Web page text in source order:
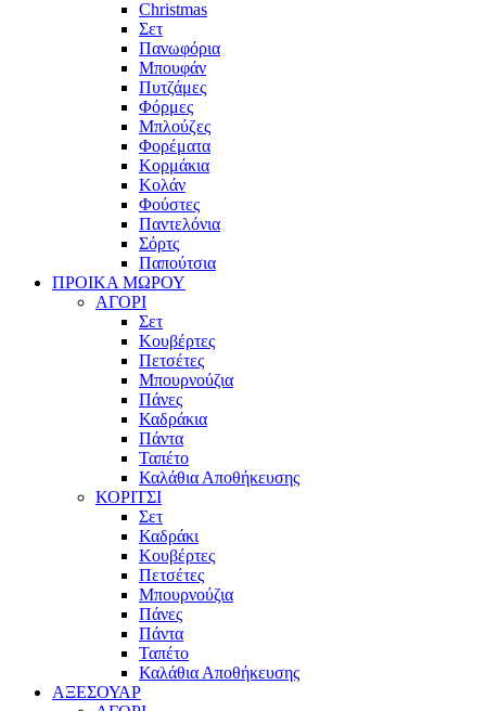
Christmas
Σετ
Πανωφόρια
Μπουφάν
Πυτζάμες
Φόρμες
Μπλούζες
Φορέματα
Κορμάκια
Κολάν
Φούστες
Παντελόνια
Σόρτς
Παπούτσια
ΠΡΟΙΚΑ ΜΩΡΟΥ
ΑΓΟΡΙ
Σετ
Κουβέρτες
Πετσέτες
Μπουρνούζια
Πάνες
Καδράκια
Πάντα
Ταπέτο
Καλάθια Αποθήκευσης
ΚΟΡΙΤΣΙ
Σετ
Καδράκι
Κουβέρτες
Πετσέτες
Μπουρνούζια
Πάνες
Πάντα
Ταπέτο
Καλάθια Αποθήκευσης
ΑΞΕΣΟΥΑΡ